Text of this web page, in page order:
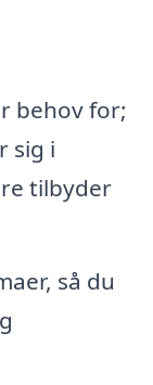
behov for;
sig i
tilbyder
så du